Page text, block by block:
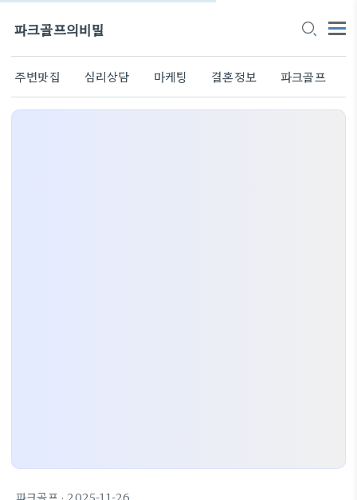
파크골프의비밀
주변맛집 심리상담 마케팅 결혼정보 파크골프
파크골프· 2025-11-26